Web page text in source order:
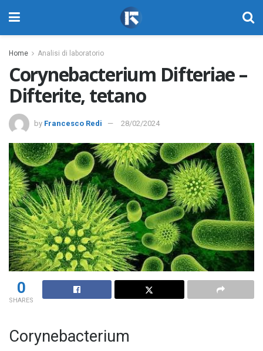
Home Analisi di laboratorio
Corynebacterium Difteriae –
Difterite, tetano
by Francesco Redi 28/02/2024
0
SHARES
Corynebacterium